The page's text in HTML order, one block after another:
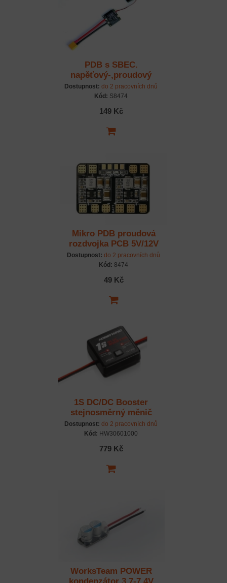
PDB s SBEC.
napěťový-,proudový
sensor +Telemetrie
Dostupnost: do 2 pracovních dnů
Kód: S8474
149 Kč
Mikro PDB proudová
rozdvojka PCB 5V/12V
Copt
Dostupnost: do 2 pracovních dnů
Kód: 8474
49 Kč
1S DC/DC Booster
stejnosměrný měnič
3,7/6 V
Dostupnost: do 2 pracovních dnů
Kód: HW30601000
779 Kč
WorksTeam POWER